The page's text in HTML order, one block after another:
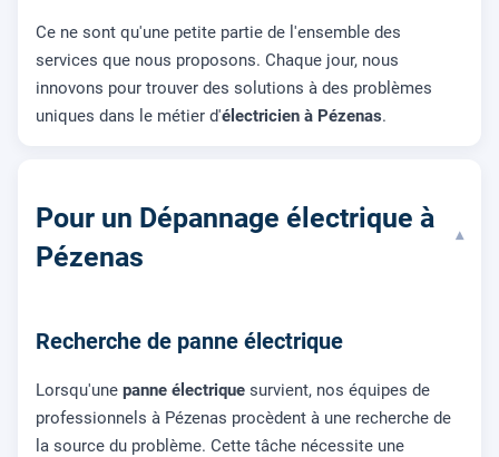
Ce ne sont qu'une petite partie de l'ensemble des
services que nous proposons. Chaque jour, nous
innovons pour trouver des solutions à des problèmes
uniques dans le métier d'électricien à Pézenas.
Pour un Dépannage électrique à
Pézenas
▾
Recherche de panne électrique
Lorsqu'une panne électrique survient, nos équipes de
professionnels à Pézenas procèdent à une recherche de
la source du problème. Cette tâche nécessite une